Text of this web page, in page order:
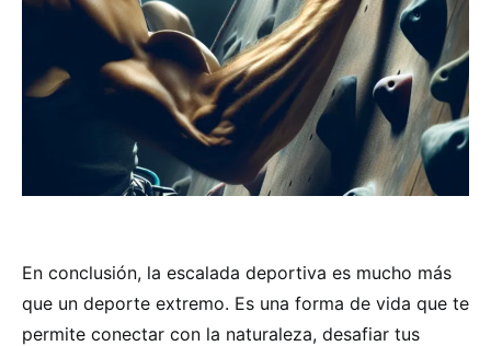
En conclusión, la escalada deportiva es mucho más
que un deporte extremo. Es una forma de vida que te
permite conectar con la naturaleza, desafiar tus